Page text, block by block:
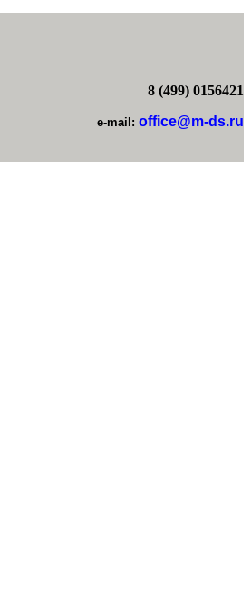
8 (499) 0156421
e-mail: office@m-ds.ru